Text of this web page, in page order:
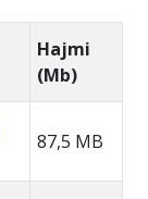
Hajmi
(Mb)
87,5 MB